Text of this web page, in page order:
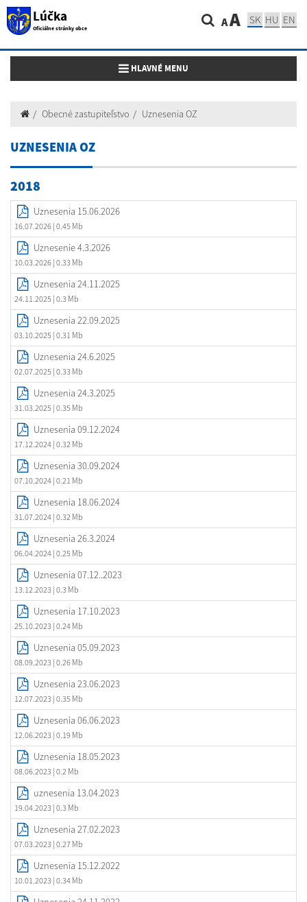
Lúčka
Oficiálne stránky obce AA SK HU EN
Toggle navigation
HLAVNÉ MENU
Obecné zastupiteľstvo Uznesenia OZ
UZNESENIA OZ
2018
Uznesenia 15.06.2026
16.07.2026 | 0.45 Mb
Uznesenie 4.3.2026
10.03.2026 | 0.33 Mb
Uznesenia 24.11.2025
24.11.2025 | 0.3 Mb
Uznesenia 22.09.2025
03.10.2025 | 0.31 Mb
Uznesenia 24.6.2025
02.07.2025 | 0.33 Mb
Uznesenia 24.3.2025
31.03.2025 | 0.35 Mb
Uznesenia 09.12.2024
17.12.2024 | 0.32 Mb
Uznesenia 30.09.2024
07.10.2024 | 0.21 Mb
Uznesenia 18.06.2024
31.07.2024 | 0.32 Mb
Uznesenia 26.3.2024
06.04.2024 | 0.25 Mb
Uznesenia 07.12..2023
13.12.2023 | 0.3 Mb
Uznesenia 17.10.2023
25.10.2023 | 0.24 Mb
Uznesenia 05.09.2023
08.09.2023 | 0.26 Mb
Uznesenia 23.06.2023
12.07.2023 | 0.35 Mb
Uznesenia 06.06.2023
12.06.2023 | 0.19 Mb
Uznesenia 18.05.2023
08.06.2023 | 0.2 Mb
uznesenia 13.04.2023
19.04.2023 | 0.3 Mb
Uznesenia 27.02.2023
07.03.2023 | 0.27 Mb
Uznesenia 15.12.2022
10.01.2023 | 0.34 Mb